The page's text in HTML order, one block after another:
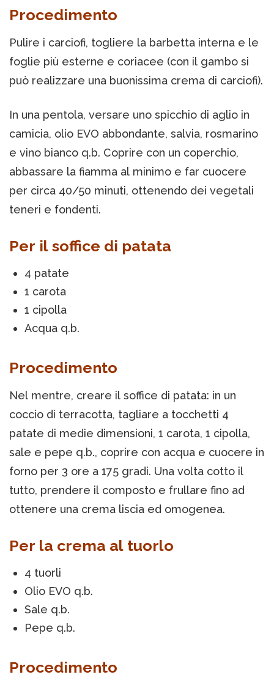
Procedimento
Pulire i carciofi, togliere la barbetta interna e le
foglie più esterne e coriacee (con il gambo si
può realizzare una buonissima crema di carciofi).
In una pentola, versare uno spicchio di aglio in
camicia, olio EVO abbondante, salvia, rosmarino
e vino bianco q.b. Coprire con un coperchio,
abbassare la fiamma al minimo e far cuocere
per circa 40/50 minuti, ottenendo dei vegetali
teneri e fondenti.
Per il soffice di patata
4 patate
1 carota
1 cipolla
Acqua q.b.
Procedimento
Nel mentre, creare il soffice di patata: in un
coccio di terracotta, tagliare a tocchetti 4
patate di medie dimensioni, 1 carota, 1 cipolla,
sale e pepe q.b., coprire con acqua e cuocere in
forno per 3 ore a 175 gradi. Una volta cotto il
tutto, prendere il composto e frullare fino ad
ottenere una crema liscia ed omogenea.
Per la crema al tuorlo
4 tuorli
Olio EVO q.b.
Sale q.b.
Pepe q.b.
Procedimento